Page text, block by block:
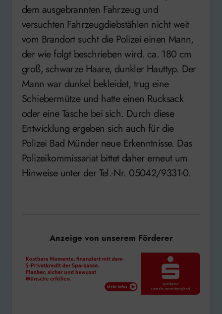
dem ausgebrannten Fahrzeug und
versuchten Fahrzeugdiebstählen nicht weit
vom Brandort sucht die Polizei einen Mann,
der wie folgt beschrieben wird. ca. 180 cm
groß, schwarze Haare, dunkler Hauttyp. Der
Mann war dunkel bekleidet, trug eine
Schiebermütze und hatte einen Rucksack
oder eine Tasche bei sich. Durch diese
Entwicklung ergeben sich auch für die
Polizei Bad Münder neue Erkenntnisse. Das
Polizeikommissariat bittet daher erneut um
Hinweise unter der Tel.-Nr. 05042/9331-0.
Anzeige von unserem Förderer